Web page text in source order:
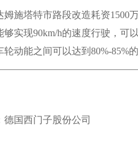
姆施塔特市路段改造耗资1500
够实现90km/h的速度行驶，可
动能之间可以达到80%-85%
德国西门子股份公司